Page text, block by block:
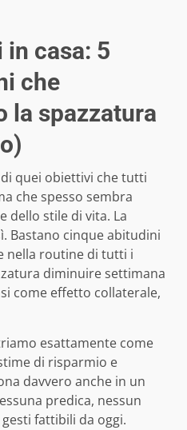
casa: 5
che
la spazzatura
quei obiettivi che tutti
che spesso sembra
dello stile di vita. La
Bastano cinque abitudini
nella routine di tutti i
diminuire settimana
come effetto collaterale,
esattamente come
di risparmio e
davvero anche in un
predica, nessun
fattibili da oggi.